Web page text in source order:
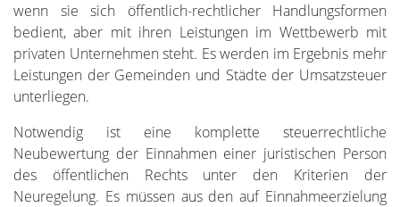
wenn sie sich öffentlich-rechtlicher Handlungsformen
bedient, aber mit ihren Leistungen im Wettbewerb mit
privaten Unternehmen steht. Es werden im Ergebnis mehr
Leistungen der Gemeinden und Städte der Umsatzsteuer
unterliegen.
Notwendig ist eine komplette steuerrechtliche
Neubewertung der Einnahmen einer juristischen Person
des öffentlichen Rechts unter den Kriterien der
Neuregelung. Es müssen aus den auf Einnahmeerzielung